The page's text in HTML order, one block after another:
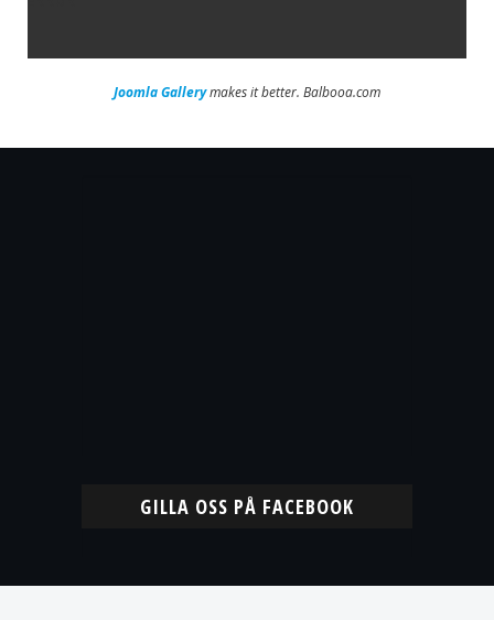
Joomla Gallerymakes it better. Balbooa.com
GILLA OSS PÅ FACEBOOK